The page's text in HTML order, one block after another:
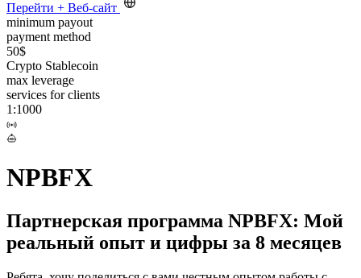
Перейти + Веб-сайт
minimum payout
payment method
50$
Crypto Stablecoin
max leverage
services for clients
1:1000
NPBFX
Партнерская программа NPBFX: Мой
реальный опыт и цифры за 8 месяцев